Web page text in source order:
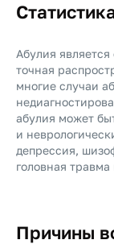
Абулия
точная
многие случаи
абулия может
и
депрессия,
головная травма
Причины